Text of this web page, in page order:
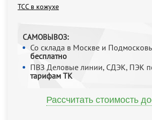
ТСС в кожухе
САМОВЫВОЗ:
Со склада в Москве и
бесплатно
ПВЗ Деловые линии, СДЭК, ПЭК
тарифам ТК
Рассчитать стоимость